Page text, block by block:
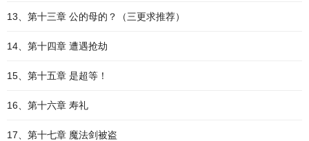
13、第十三章 公的母的？（三更求推荐）
14、第十四章 遭遇抢劫
15、第十五章 是超等！
16、第十六章 寿礼
17、第十七章 魔法剑被盗